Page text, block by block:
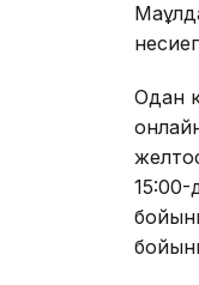
Одан
15:00-